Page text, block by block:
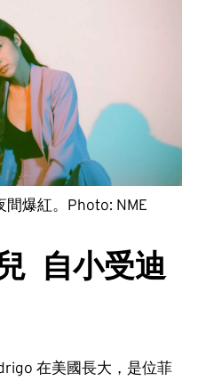
爆紅。Photo: NME
自小受迪
在美國長大，是位菲